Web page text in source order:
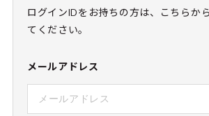
ログインIDをお持ちの方は、こちらか
てください。
メールアドレス